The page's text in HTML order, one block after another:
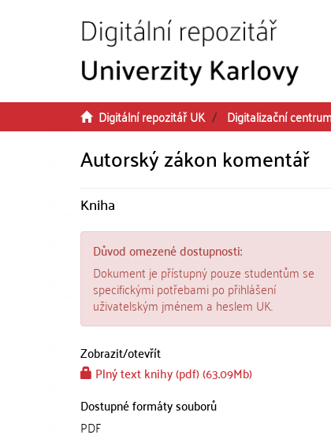
Digitální repozitář UK Digitalizační
Autorský zákon komentář
Kniha
Důvod omezené dostupnosti:
Dokument je přístupný pouze studentům se
specifickými potřebami po přihlášení
uživatelským jménem a heslem UK.
Zobrazit/otevřít
Plný text knihy (pdf) (63.09Mb)
Dostupné formáty souborů
PDF